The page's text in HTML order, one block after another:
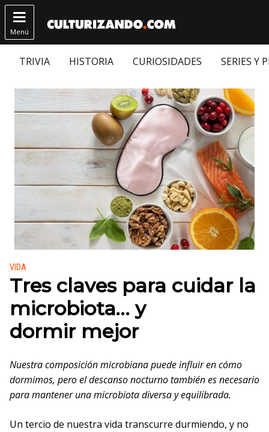

Menú
TRIVIA HISTORIA CURIOSIDADES SERIES Y
Publicado en:
VIDA
Tres claves para cuidar la
microbiota… y
dormir mejor
Nuestra composición microbiana puede influir en cómo
dormimos, pero el descanso nocturno también es necesario
para mantener una microbiota diversa y equilibrada.
Un tercio de nuestra vida transcurre durmiendo, y no